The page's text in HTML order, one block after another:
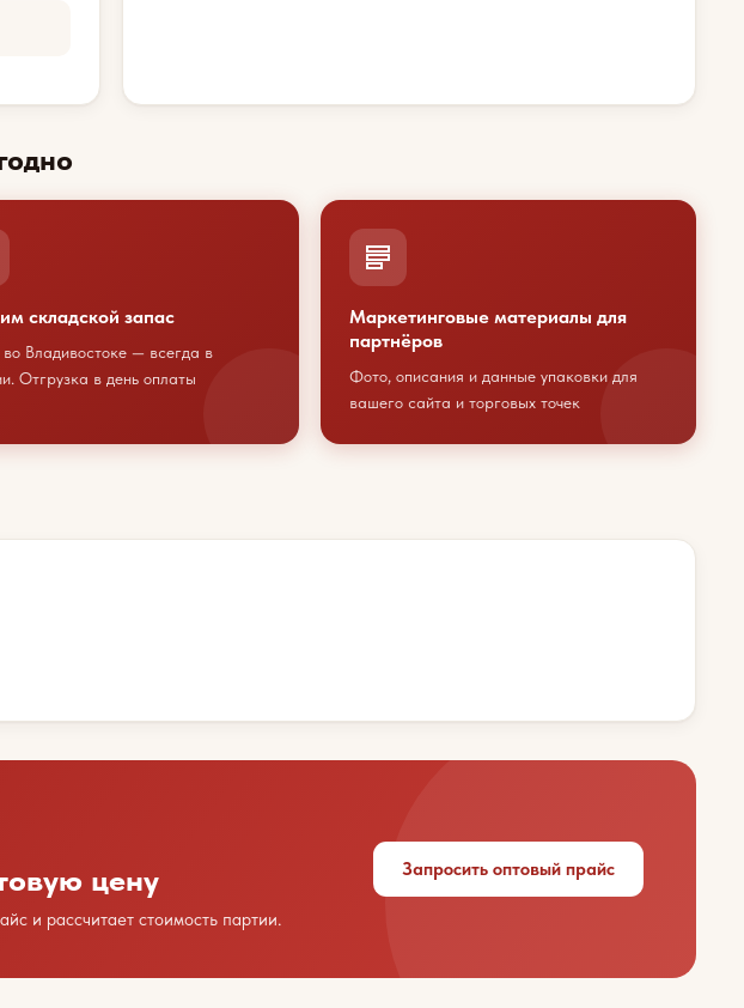
складской запас
Владивостоке — всегда в
Отгрузка в день оплаты
Маркетинговые материалы для
партнёров
Фото, описания и данные упаковки для
вашего сайта и торговых точек
цену
и рассчитает стоимость партии.
Запросить оптовый прайс